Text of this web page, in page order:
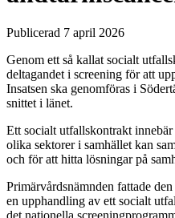
Publicerad 7 april 2026
Genom ett så kallat socialt
deltagandet i screening för att
Insatsen ska genomföras i
snittet i länet.
Ett socialt utfallskontrakt
olika sektorer i samhället kan
och för att hitta lösningar på
Primärvårdsnämnden fattade
en upphandling av ett socialt
det nationella